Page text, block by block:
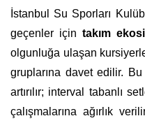
İstanbul Su Sporları
geçenler için takım
olgunluğa ulaşan
gruplarına davet edilir. Bu
artırılır; interval tabanlı
çalışmalarına ağırlık